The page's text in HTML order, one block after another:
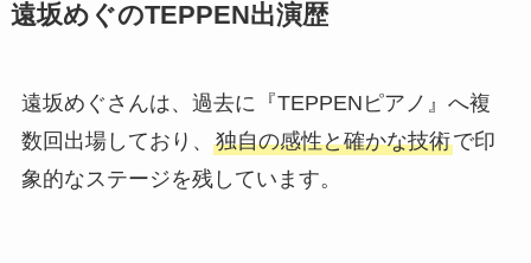
遠坂めぐのTEPPEN出演歴
遠坂めぐさんは、過去に『TEPPENピアノ』へ複
数回出場しており、 独自の感性と確かな技術で印
象的なステージを残しています。